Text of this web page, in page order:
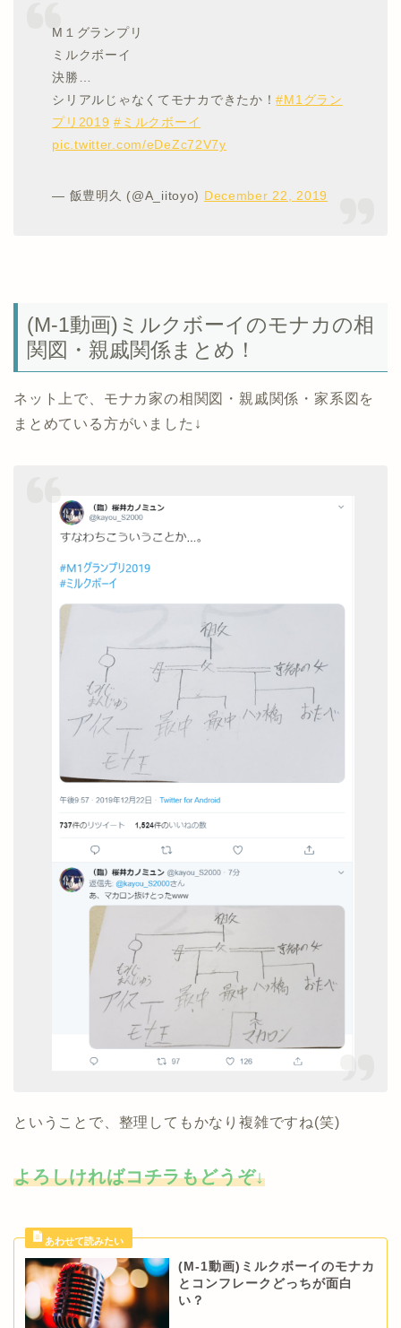
M１グランプリ
ミルクボーイ
決勝…
シリアルじゃなくてモナカできたか！#M1グラン
プリ2019 #ミルクボーイ
pic.twitter.com/eDeZc72V7y
— 飯豊明久 (@A_iitoyo) December 22, 2019
(M-1動画)ミルクボーイのモナカの相
関図・親戚関係まとめ！
ネット上で、モナカ家の相関図・親戚関係・家系図を
まとめている方がいました↓
ということで、整理してもかなり複雑ですね(笑)
よろしければコチラもどうぞ↓
(M-1動画)ミルクボーイのモナカ
とコンフレークどっちが面白
い？